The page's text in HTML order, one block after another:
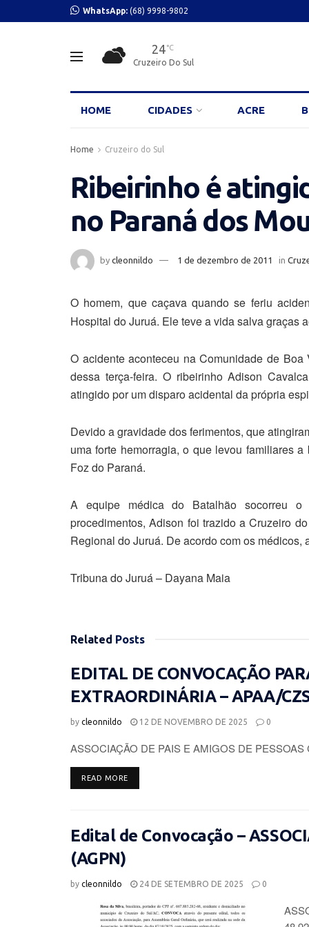
WhatsApp: (68) 9998-9802
24 °C
Cruzeiro Do Sul
HOME CIDADES ACRE
Home Cruzeiro do Sul
Ribeirinho é
no Paraná dos
by cleonnildo 1 de dezembro de 2011 in
O homem, que caçava quando se feriu
Hospital do Juruá. Ele teve a vida salva graças
O acidente aconteceu na Comunidade de
dessa terça-feira. O ribeirinho Adison
atingido por um disparo acidental da própria
Devido a gravidade dos ferimentos, que
uma forte hemorragia, o que levou familiares
Foz do Paraná.
A equipe médica do Batalhão socorreu
procedimentos, Adison foi trazido a Cruzeiro
Regional do Juruá. De acordo com os
Tribuna do Juruá – Dayana Maia
Related Posts
EDITAL DE CONVOCAÇÃO
EXTRAORDINÁRIA – APAA/
by cleonnildo 12 DE NOVEMBRO DE 2025 0
ASSOCIAÇÃO DE PAIS E AMIGOS DE
READ MOREDETAILS
Edital de Convocação –
(AGPN)
by cleonnildo 24 DE SETEMBRO DE 2025 0